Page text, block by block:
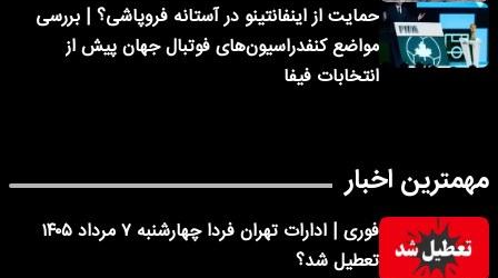
حمایت از اینفانتینو در آستانه فروپاشی؟ | بررسی
مواضع کنفدراسیون‌های فوتبال جهان پیش از
انتخابات فیفا
مهمترین اخبار
فوری | ادارات تهران فردا چهارشنبه ۷ مرداد ۱۴۰۵
تعطیل شد؟